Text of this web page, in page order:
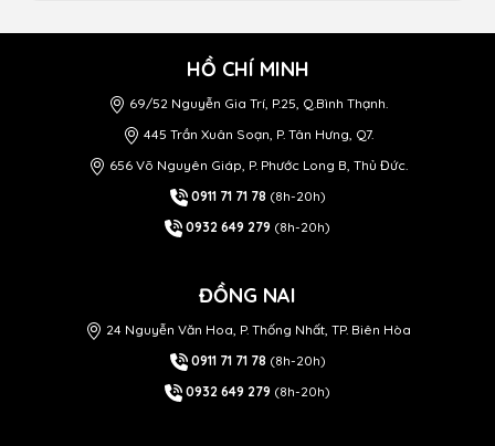
HỒ CHÍ MINH
69/52 Nguyễn Gia Trí, P.25, Q.Bình Thạnh.
445 Trần Xuân Soạn, P. Tân Hưng, Q7.
656 Võ Nguyên Giáp, P. Phước Long B, Thủ Đức.
0911 71 71 78 (8h-20h)
0932 649 279 (8h-20h)
ĐỒNG NAI
24 Nguyễn Văn Hoa, P. Thống Nhất, TP. Biên Hòa
0911 71 71 78 (8h-20h)
0932 649 279 (8h-20h)